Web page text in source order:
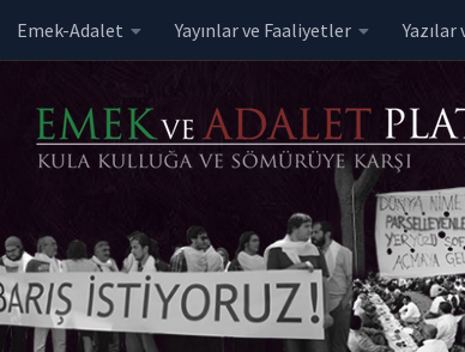
Skip to content
Emek-Adalet Yayınlar ve Faaliyetler Yazılar